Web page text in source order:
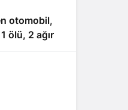
otomobil,
ölü, 2 ağır